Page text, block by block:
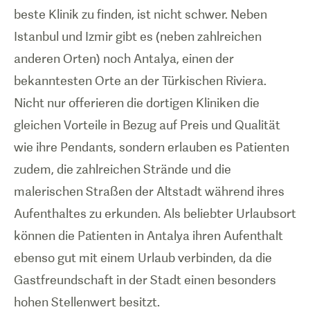
beste Klinik zu finden, ist nicht schwer. Neben
Istanbul und Izmir gibt es (neben zahlreichen
anderen Orten) noch Antalya, einen der
bekanntesten Orte an der Türkischen Riviera.
Nicht nur offerieren die dortigen Kliniken die
gleichen Vorteile in Bezug auf Preis und Qualität
wie ihre Pendants, sondern erlauben es Patienten
zudem, die zahlreichen Strände und die
malerischen Straßen der Altstadt während ihres
Aufenthaltes zu erkunden. Als beliebter Urlaubsort
können die Patienten in Antalya ihren Aufenthalt
ebenso gut mit einem Urlaub verbinden, da die
Gastfreundschaft in der Stadt einen besonders
hohen Stellenwert besitzt.